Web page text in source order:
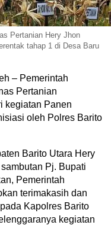
Pertanian Hery Jhon
tahap 1 di Desa Baru
– Pemerintah
Pertanian
kegiatan Panen
oleh Polres Barito
Barito Utara Hery
Pj. Bupati
Pemerintah
terimakasih dan
Kapolres Barito
kegiatan